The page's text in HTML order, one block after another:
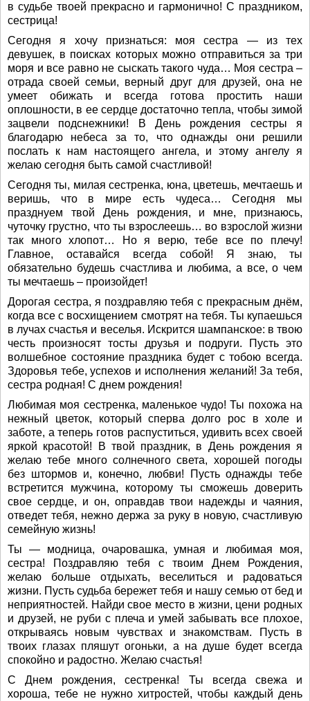
в судьбе твоей прекрасно и гармонично! С праздником,
сестрица!
Сегодня я хочу признаться: моя сестра — из тех
девушек, в поисках которых можно отправиться за три
моря и все равно не сыскать такого чуда… Моя сестра –
отрада своей семьи, верный друг для друзей, она не
умеет обижать и всегда готова простить наши
оплошности, в ее сердце достаточно тепла, чтобы зимой
зацвели подснежники! В День рождения сестры я
благодарю небеса за то, что однажды они решили
послать к нам настоящего ангела, и этому ангелу я
желаю сегодня быть самой счастливой!
Сегодня ты, милая сестренка, юна, цветешь, мечтаешь и
веришь, что в мире есть чудеса… Сегодня мы
празднуем твой День рождения, и мне, признаюсь,
чуточку грустно, что ты взрослеешь… во взрослой жизни
так много хлопот… Но я верю, тебе все по плечу!
Главное, оставайся всегда собой! Я знаю, ты
обязательно будешь счастлива и любима, а все, о чем
ты мечтаешь – произойдет!
Дорогая сестра, я поздравляю тебя с прекрасным днём,
когда все с восхищением смотрят на тебя. Ты купаешься
в лучах счастья и веселья. Искрится шампанское: в твою
честь произносят тосты друзья и подруги. Пусть это
волшебное состояние праздника будет с тобою всегда.
Здоровья тебе, успехов и исполнения желаний! За тебя,
сестра родная! С днем рождения!
Любимая моя сестренка, маленькое чудо! Ты похожа на
нежный цветок, который сперва долго рос в холе и
заботе, а теперь готов распуститься, удивить всех своей
яркой красотой! В твой праздник, в День рождения я
желаю тебе много солнечного света, хорошей погоды
без штормов и, конечно, любви! Пусть однажды тебе
встретится мужчина, которому ты сможешь доверить
свое сердце, и он, оправдав твои надежды и чаяния,
отведет тебя, нежно держа за руку в новую, счастливую
семейную жизнь!
Ты — модница, очаровашка, умная и любимая моя,
сестра! Поздравляю тебя с твоим Днем Рождения,
желаю больше отдыхать, веселиться и радоваться
жизни. Пусть судьба бережет тебя и нашу семью от бед и
неприятностей. Найди свое место в жизни, цени родных
и друзей, не руби с плеча и умей забывать все плохое,
открываясь новым чувствах и знакомствам. Пусть в
твоих глазах пляшут огоньки, а на душе будет всегда
спокойно и радостно. Желаю счастья!
С Днем рождения, сестренка! Ты всегда свежа и
хороша, тебе не нужно хитростей, чтобы каждый день